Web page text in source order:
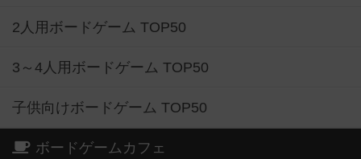
2人用ボードゲーム TOP50
3～4人用ボードゲーム TOP50
子供向けボードゲーム TOP50
ボードゲームカフェ